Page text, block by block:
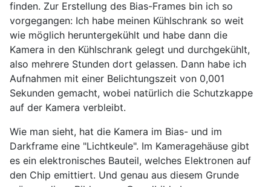
finden. Zur Erstellung des Bias-Frames bin ich so
vorgegangen: Ich habe meinen Kühlschrank so weit
wie möglich heruntergekühlt und habe dann die
Kamera in den Kühlschrank gelegt und durchgekühlt,
also mehrere Stunden dort gelassen. Dann habe ich
Aufnahmen mit einer Belichtungszeit von 0,001
Sekunden gemacht, wobei natürlich die Schutzkappe
auf der Kamera verbleibt.
Wie man sieht, hat die Kamera im Bias- und im
Darkframe eine "Lichtkeule". Im Kameragehäuse gibt
es ein elektronisches Bauteil, welches Elektronen auf
den Chip emittiert. Und genau aus diesem Grunde